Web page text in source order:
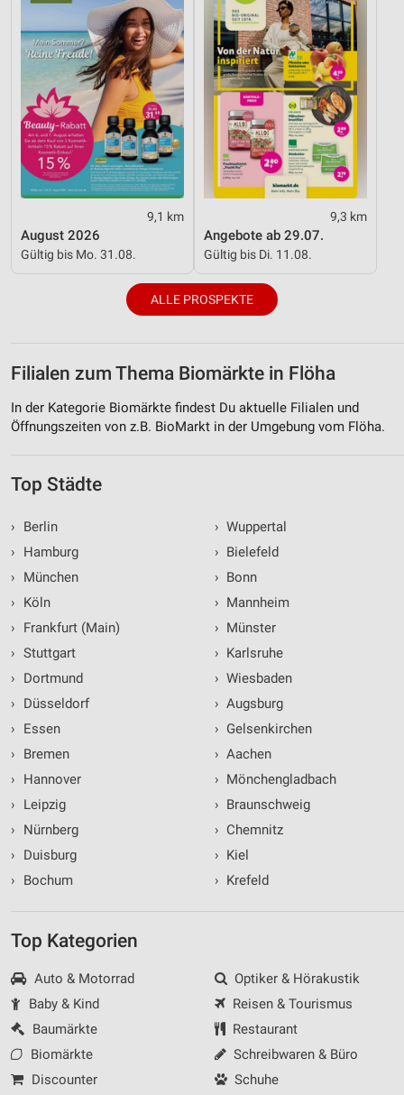
9,1 km
August 2026
Gültig bis Mo. 31.08.
9,3 km
Angebote ab 29.07.
Gültig bis Di. 11.08.
ALLE PROSPEKTE
Filialen zum Thema Biomärkte in Flöha
In der Kategorie Biomärkte findest Du aktuelle Filialen und
Öffnungszeiten von z.B. BioMarkt in der Umgebung vom Flöha.
Top Städte
›
Berlin
›
Hamburg
›
München
›
Köln
›
Frankfurt (Main)
› Stuttgart
›
Dortmund
›
Düsseldorf
›
Essen
›
Bremen
›
Hannover
›
Leipzig
›
Nürnberg
›
Duisburg
›
Bochum
› Wuppertal
› Bielefeld
› Bonn
› Mannheim
› Münster
› Karlsruhe
› Wiesbaden
› Augsburg
› Gelsenkirchen
› Aachen
› Mönchengladbach
› Braunschweig
› Chemnitz
› Kiel
› Krefeld
Top Kategorien
Auto & Motorrad
Baby & Kind
Baumärkte
Biomärkte
Discounter
Optiker & Hörakustik
Reisen & Tourismus
Restaurant
Schreibwaren & Büro
Schuhe
Werbung